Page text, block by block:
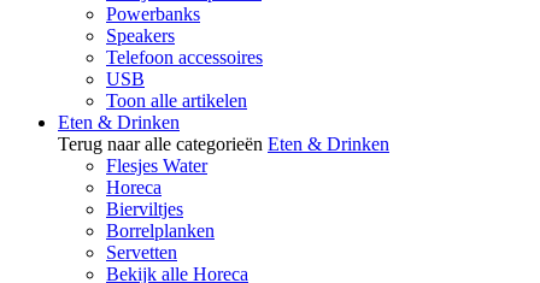
Powerbanks
Speakers
Telefoon accessoires
USB
Toon alle artikelen
Eten & Drinken
Terug naar alle categorieën Eten & Drinken
Flesjes Water
Horeca
Bierviltjes
Borrelplanken
Servetten
Bekijk alle Horeca